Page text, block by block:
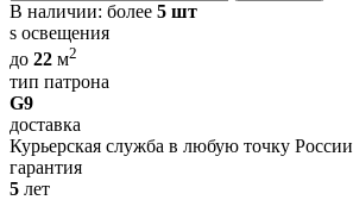
В наличии: более 5 шт
s освещения
до 22 м2
тип патрона
G9
доставка
Курьерская служба в любую точку России
гарантия
5 лет